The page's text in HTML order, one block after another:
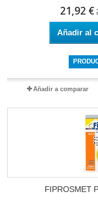
21,92 €
Añadir al
Añadir a comparar
FIPROSMET